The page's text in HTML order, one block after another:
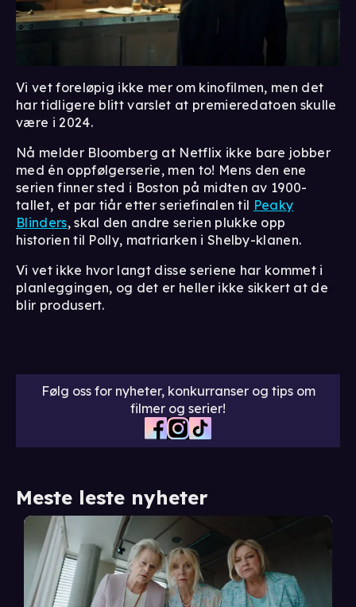
Vi vet foreløpig ikke mer om kinofilmen, men det
har tidligere blitt varslet at premieredatoen skulle
være i 2024.
Nå melder Bloomberg at Netflix ikke bare jobber
med én oppfølgerserie, men to! Mens den ene
serien finner sted i Boston på midten av 1900-
tallet, et par tiår etter seriefinalen til Peaky
Blinders, skal den andre serien plukke opp
historien til Polly, matriarken i Shelby-klanen.
Vi vet ikke hvor langt disse seriene har kommet i
planleggingen, og det er heller ikke sikkert at de
blir produsert.
Følg oss for nyheter, konkurranser og tips om
filmer og serier!
Meste leste nyheter